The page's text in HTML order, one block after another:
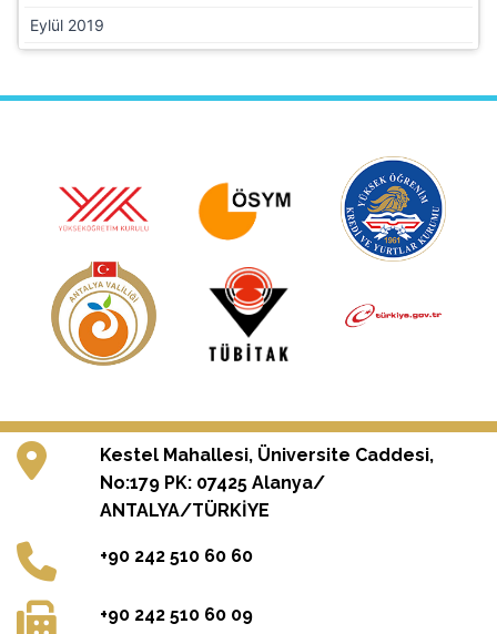
Eylül 2019
Kestel Mahallesi, Üniversite Caddesi,
No:179 PK: 07425 Alanya/
ANTALYA/TÜRKİYE
+90 242 510 60 60
+90 242 510 60 09